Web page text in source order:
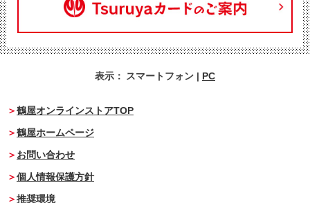
表示： スマートフォン | PC
鶴屋オンラインストアTOP
鶴屋ホームページ
お問い合わせ
個人情報保護方針
推奨環境